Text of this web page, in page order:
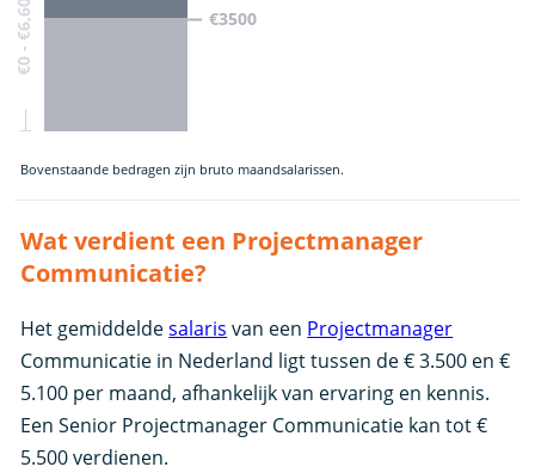
€0 - €6,600 €3500
Bovenstaande bedragen zijn bruto maandsalarissen.
Wat verdient een Projectmanager
Communicatie?
Het gemiddeldesalaris van een Projectmanager
Communicatie in Nederland ligt tussen de € 3.500 en €
5.100 per maand, afhankelijk van ervaring en kennis.
Een Senior Projectmanager Communicatie kan tot €
5.500 verdienen.